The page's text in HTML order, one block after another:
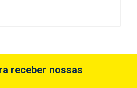
receber nossas